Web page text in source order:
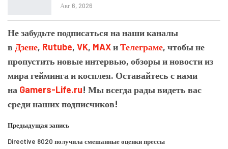
Авг 6, 2026
Не забудьте подписаться на наши каналы
в Дзене, Rutube, VK, MAXиТелеграме, чтобы не
пропустить новые интервью, обзоры и новости из
мира гейминга и косплея. Оставайтесь с нами
на Gamers-Life.ru! Мы всегда рады видеть вас
среди наших подписчиков!
Предыдущая запись
Directive 8020 получила смешанные оценки прессы